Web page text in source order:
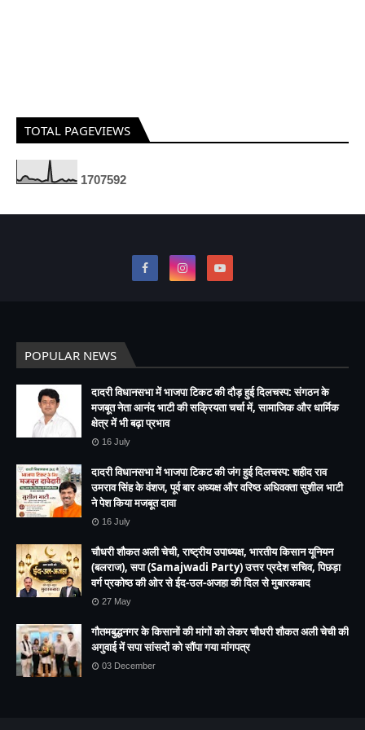
TOTAL PAGEVIEWS
1707592
POPULAR NEWS
दादरी विधानसभा में भाजपा टिकट की दौड़ हुई दिलचस्प: संगठन के
मजबूत नेता आनंद भाटी की सक्रियता चर्चा में, सामाजिक और धार्मिक
क्षेत्र में भी बढ़ा प्रभाव
16 July
दादरी विधानसभा में भाजपा टिकट की जंग हुई दिलचस्प: शहीद राव
उमराव सिंह के वंशज, पूर्व बार अध्यक्ष और वरिष्ठ अधिवक्ता सुशील भाटी
ने पेश किया मजबूत दावा
16 July
चौधरी शौकत अली चेची, राष्ट्रीय उपाध्यक्ष, भारतीय किसान यूनियन
(बलराज), सपा (Samajwadi Party) उत्तर प्रदेश सचिव, पिछड़ा
वर्ग प्रकोष्ठ की ओर से ईद-उल-अजहा की दिल से मुबारकबाद
27 May
गौतमबुद्धनगर के किसानों की मांगों को लेकर चौधरी शौकत अली चेची की
अगुवाई में सपा सांसदों को सौंपा गया मांगपत्र
03 December